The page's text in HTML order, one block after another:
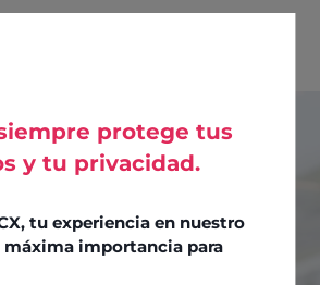
protege tus
y tu privacidad.
tu experiencia en nuestro
máxima importancia para